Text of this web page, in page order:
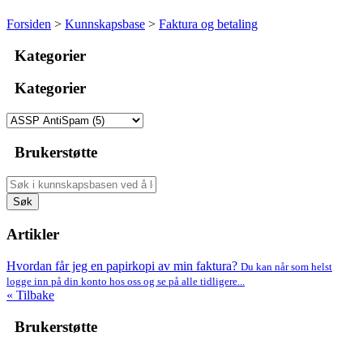
Forsiden > Kunnskapsbase > Faktura og betaling
Kategorier
Kategorier
Brukerstøtte
Søk
Artikler
Hvordan får jeg en papirkopi av min faktura? Du kan når som helst
logge inn på din konto hos oss og se på alle tidligere...
« Tilbake
Brukerstøtte